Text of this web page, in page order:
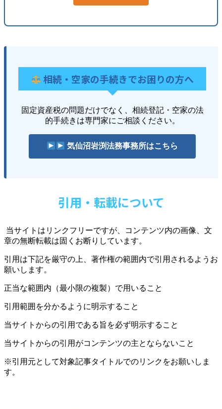
相続・空家の手続きでお困りの方へ
固定資産税の問題だけでなく、相続登記・空家の法
的手続きは専門家にご相談ください。
気仙沼岩渕法務事務所はこちら
引用・転載について
当サイトはリンクフリーですが、コンテンツ内の画像、文
章の無断転載は固くお断りしています。
引用は下記を厳守の上、著作権の範囲内で引用されるようお
願いします。
正当な範囲内（最小限の複製）で用いること
引用範囲を分かるように明示すること
当サイトからの引用である旨を必ず明示すること
当サイトからの引用がコンテンツの主とならないこと
※引用元として対象記事タイトルでのリンクをお願いしま
す。